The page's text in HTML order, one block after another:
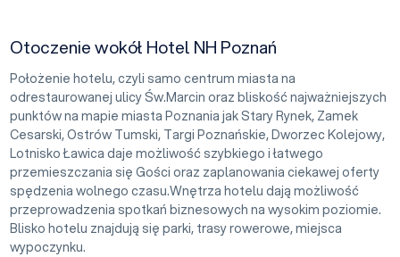
Otoczenie wokół Hotel NH Poznań
Położenie hotelu, czyli samo centrum miasta na
odrestaurowanej ulicy Św.Marcin oraz bliskość najważniejszych
punktów na mapie miasta Poznania jak Stary Rynek, Zamek
Cesarski, Ostrów Tumski, Targi Poznańskie, Dworzec Kolejowy,
Lotnisko Ławica daje możliwość szybkiego i łatwego
przemieszczania się Gości oraz zaplanowania ciekawej oferty
spędzenia wolnego czasu.Wnętrza hotelu dają możliwość
przeprowadzenia spotkań biznesowych na wysokim poziomie.
Blisko hotelu znajdują się parki, trasy rowerowe, miejsca
wypoczynku.